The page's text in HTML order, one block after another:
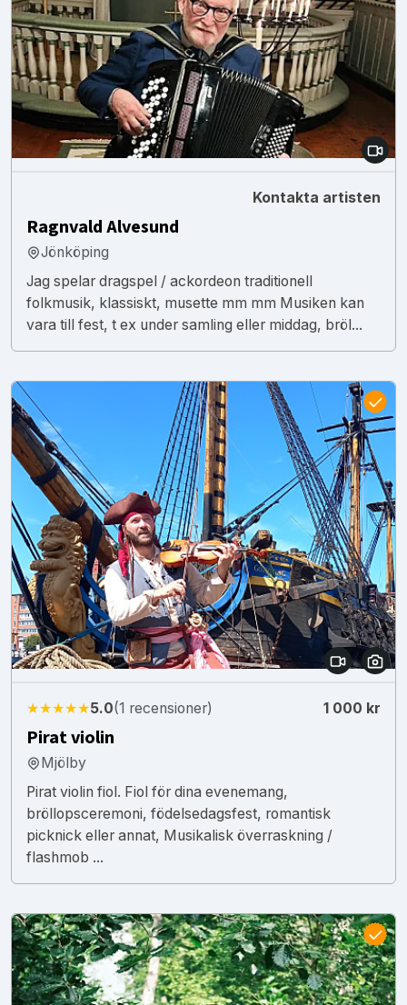
Kontakta artisten
Ragnvald Alvesund
Jönköping
Jag spelar dragspel / ackordeon traditionell
folkmusik, klassiskt, musette mm mm Musiken kan
vara till fest, t ex under samling eller middag, bröl...
★★★★★5.0(1 recensioner) 1 000 kr
Pirat violin
Mjölby
Pirat violin fiol. Fiol för dina evenemang,
bröllopsceremoni, födelsedagsfest, romantisk
picknick eller annat, Musikalisk överraskning /
flashmob ...